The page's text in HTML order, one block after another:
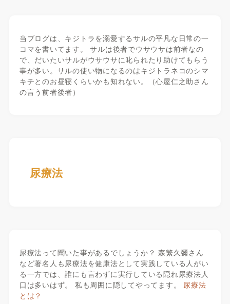
当ブログは、キジトラを溺愛するサルの平凡な日常の一
コマを書いてます。 サルは後者でウサウサは前者なの
で、だいたいサルがウサウサに叱られたり助けてもらう
事が多い。サルの使い物になるのはキジトラネコのシマ
キチとのお昼寝くらいかも知れない。（心屋仁之助さん
の言う前者後者）
尿療法
尿療法って聞いた事があるでしょうか？ 森繁久彌さん
など著名人も尿療法を健康法として実践している人がい
る一方では、誰にも言わずに実行している隠れ尿療法人
口は多いはず。 私も周囲に隠してやってます。 尿療法
とは？